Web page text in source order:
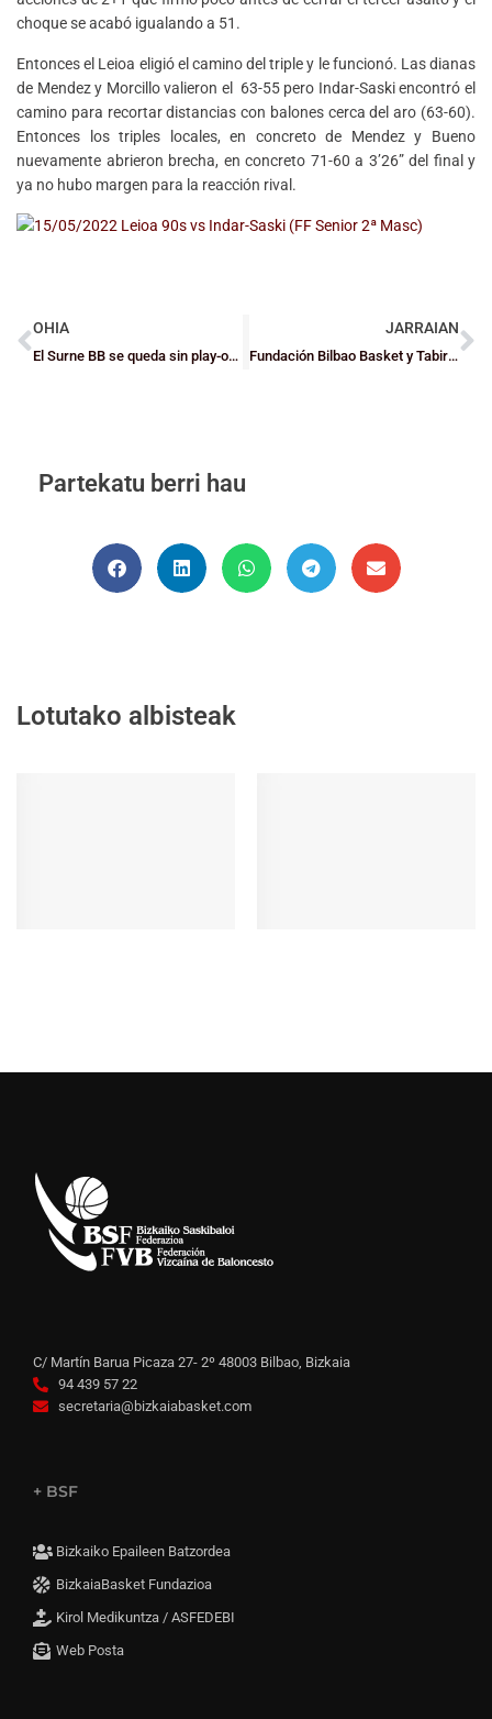
choque se acabó igualando a 51.
Entonces el Leioa eligió el camino del triple y le funcionó. Las dianas
de Mendez y Morcillo valieron el 63-55 pero Indar-Saski encontró el
camino para recortar distancias con balones cerca del aro (63-60).
Entonces los triples locales, en concreto de Mendez y Bueno
nuevamente abrieron brecha, en concreto 71-60 a 3’26” del final y
ya no hubo margen para la reacción rival.
OHIA
El Surne BB se queda sin play-offs en la prórroga y el Bidaideak Bilbao BSR acaba cuarto
JARRAIAN
Fundación Bilbao Basket y Tabirako Baqué, nuevos equipos de EBA
Partekatu berri hau
Lotutako albisteak
C/ Martín Barua Picaza 27- 2º 48003 Bilbao, Bizkaia
94 439 57 22
secretaria@bizkaiabasket.com
+ BSF
Bizkaiko Epaileen Batzordea
BizkaiaBasket Fundazioa
Kirol Medikuntza / ASFEDEBI
Web Posta